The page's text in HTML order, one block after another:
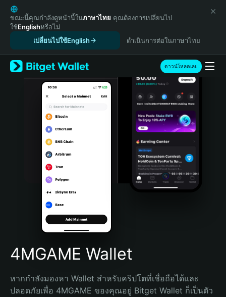
English
日本語
Tiếng Việt
Español (Latinoamérica)
Türkçe
Italiano
Português (Portugal)
Bahasa Indonesia
Português (Brasil)
Español (Argentina)
ขณะนี้คุณกำลังดูหน้านี้ในภาษาไทย คุณต้องการเปลี่ยนไป
ใช้Englishหรือไม่
เปลี่ยนไปใช้English
ดำเนินการต่อในภาษาไทย
ดาวน์โหลดเลย
4MGAME Wallet
หากกำลังมองหา Wallet สำหรับคริปโตที่เชื่อถือได้และ
ปลอดภัยเพื่อ 4MGAME ของคุณอยู่ Bitget Wallet ก็เป็นตัว